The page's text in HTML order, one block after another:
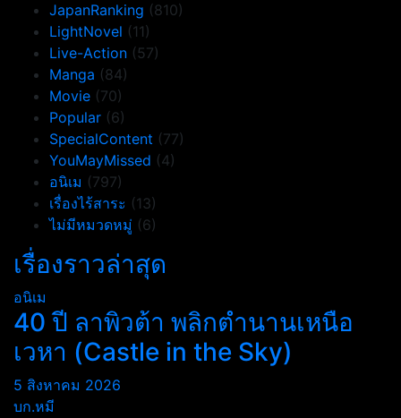
JapanRanking (810)
LightNovel (11)
Live-Action (57)
Manga (84)
Movie (70)
Popular (6)
SpecialContent (77)
YouMayMissed (4)
อนิเม (797)
เรื่องไร้สาระ (13)
ไม่มีหมวดหมู่ (6)
เรื่องราวล่าสุด
อนิเม
40 ปี ลาพิวต้า พลิกตำนานเหนือ
เวหา (Castle in the Sky)
5 สิงหาคม 2026
บก.หมี